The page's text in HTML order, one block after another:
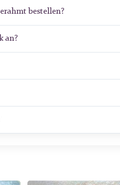
bestellen?
an?